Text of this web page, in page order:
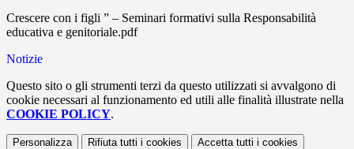
Crescere con i figli ” – Seminari formativi sulla Responsabilità
educativa e genitoriale.pdf
Notizie
Questo sito o gli strumenti terzi da questo utilizzati si avvalgono di
cookie necessari al funzionamento ed utili alle finalità illustrate nella
COOKIE POLICY.
Personalizza Rifiuta tutti i cookies Accetta tutti i cookies